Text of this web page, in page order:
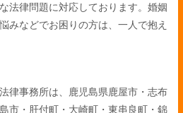
法律問題に対応しております。婚姻
みなどでお困りの方は、一人で抱え
律事務所は、鹿児島県鹿屋市・志布
市・肝付町・大崎町・東串良町・錦